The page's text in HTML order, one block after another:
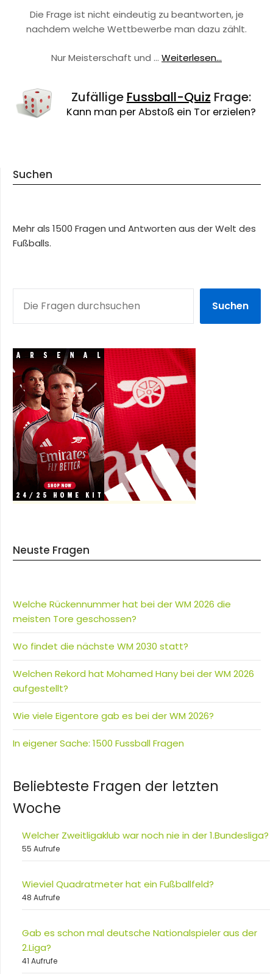
Die Frage ist nicht eindeutig zu beantworten, je
nachdem welche Wettbewerbe man dazu zählt.
Nur Meisterschaft und … Weiterlesen...
Zufällige Fussball-Quiz Frage:
Kann man per Abstoß ein Tor erzielen?
Suchen
Mehr als 1500 Fragen und Antworten aus der Welt des
Fußballs.
Suchen
Neuste Fragen
Welche Rückennummer hat bei der WM 2026 die
meisten Tore geschossen?
Wo findet die nächste WM 2030 statt?
Welchen Rekord hat Mohamed Hany bei der WM 2026
aufgestellt?
Wie viele Eigentore gab es bei der WM 2026?
In eigener Sache: 1500 Fussball Fragen
Beliebteste Fragen der letzten
Woche
Welcher Zweitligaklub war noch nie in der 1.Bundesliga?
55 Aufrufe
Wieviel Quadratmeter hat ein Fußballfeld?
48 Aufrufe
Gab es schon mal deutsche Nationalspieler aus der
2.Liga?
41 Aufrufe